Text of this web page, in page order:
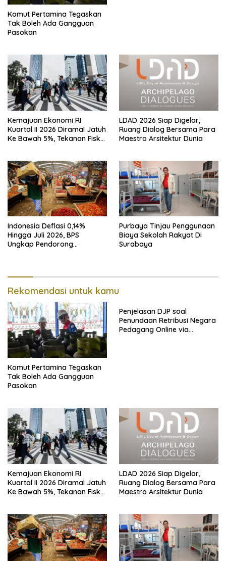
Komut Pertamina Tegaskan
Tak Boleh Ada Gangguan
Pasokan
Kemajuan Ekonomi RI
Kuartal II 2026 Diramal Jatuh
Ke Bawah 5%, Tekanan Fiskal
LDAD 2026 Siap Digelar,
Ruang Dialog Bersama Para
Maestro Arsitektur Dunia
Indonesia Deflasi 0,14%
Hingga Juli 2026, BPS
Ungkap Pendorong
Purbaya Tinjau Penggunaan
Biaya Sekolah Rakyat Di
Surabaya
Rekomendasi untuk kamu
Komut Pertamina Tegaskan
Tak Boleh Ada Gangguan
Pasokan
Penjelasan DJP soal
Penundaan Retribusi Negara
Pedagang Online via
Kemajuan Ekonomi RI
Kuartal II 2026 Diramal Jatuh
Ke Bawah 5%, Tekanan Fiskal
LDAD 2026 Siap Digelar,
Ruang Dialog Bersama Para
Maestro Arsitektur Dunia